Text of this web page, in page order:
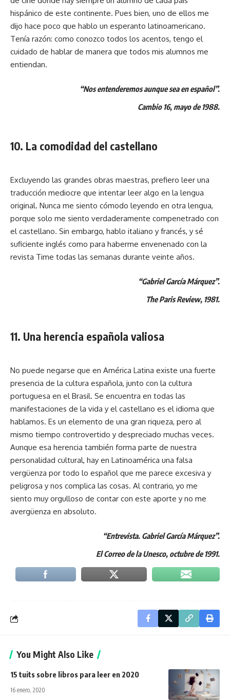
hispánico de este continente. Pues bien, uno de ellos me
dijo hace poco que hablo un esperanto latinoamericano.
Tenía razón: como conozco todos los acentos, tengo el
cuidado de hablar de manera que todos mis alumnos me
entiendan.
“Nos entenderemos aunque sea en español”.
Cambio 16, mayo de 1988.
10. La comodidad del castellano
Excluyendo las grandes obras maestras, prefiero leer una
traducción mediocre que intentar leer algo en la lengua
original. Nunca me siento cómodo leyendo en otra lengua,
porque solo me siento verdaderamente compenetrado con
el castellano. Sin embargo, hablo italiano y francés, y sé
suficiente inglés como para haberme envenenado con la
revista Time todas las semanas durante veinte años.
“Gabriel García Márquez”.
The Paris Review, 1981.
11. Una herencia española valiosa
No puede negarse que en América Latina existe una fuerte
presencia de la cultura española, junto con la cultura
portuguesa en el Brasil. Se encuentra en todas las
manifestaciones de la vida y el castellano es el idioma que
hablamos. Es un elemento de una gran riqueza, pero al
mismo tiempo controvertido y despreciado muchas veces.
Aunque esa herencia también forma parte de nuestra
personalidad cultural, hay en Latinoamérica una falsa
vergüenza por todo lo español que me parece excesiva y
peligrosa y nos complica las cosas. Al contrario, yo me
siento muy orgulloso de contar con este aporte y no me
avergüenza en absoluto.
“Entrevista. Gabriel García Márquez”.
El Correo de la Unesco, octubre de 1991.
You Might Also Like
15 tuits sobre libros para leer en 2020
16 enero, 2020